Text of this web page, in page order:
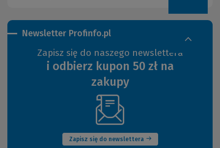
Newsletter Profinfo.pl
Zapisz się do naszego newslettera
i odbierz kupon 50 zł na
zakupy
Zapisz się do newslettera
(Nowe
okno)